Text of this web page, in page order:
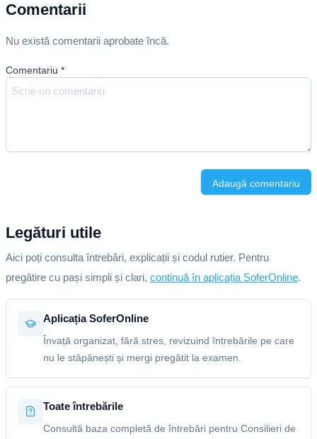
Comentarii
Nu există comentarii aprobate încă.
Comentariu *
Adaugă comentariu
Legături utile
Aici poți consulta întrebări, explicații și codul rutier. Pentru
pregătire cu pași simpli și clari, continuă în aplicația SoferOnline.
Aplicația SoferOnline
Învață organizat, fără stres, revizuind întrebările pe care
nu le stăpânești și mergi pregătit la examen.
Toate întrebările
Consultă baza completă de întrebări pentru Consilieri de